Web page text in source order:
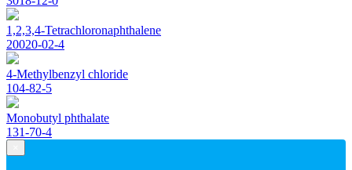
1,2,3,4-Tetrachloronaphthalene
20020-02-4
4-Methylbenzyl chloride
104-82-5
Monobutyl phthalate
131-70-4